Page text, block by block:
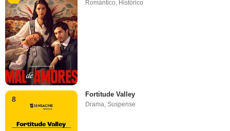
Romántico Histórico
8
Fortitude Valley
Drama,Suspense